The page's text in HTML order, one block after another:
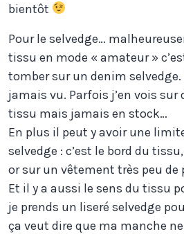
bientôt
Pour le selvedge…
tissu en mode « amateur »
tomber sur un denim selvedge.
jamais vu. Parfois j’en vois sur
tissu mais jamais en stock…
En plus il peut y avoir une
selvedge : c’est le bord du
or sur un vêtement très peu de
Et il y a aussi le sens du tissu
je prends un liseré selvedge
ça veut dire que ma manche